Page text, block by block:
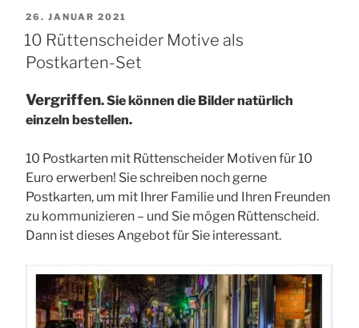
VERÖFFENTLICHT
AM
26. JANUAR 2021
10 Rüttenscheider Motive als
Postkarten-Set
Vergriffen. Sie können die Bilder natürlich
einzeln bestellen.
10 Postkarten mit Rüttenscheider Motiven für 10
Euro erwerben! Sie schreiben noch gerne
Postkarten, um mit Ihrer Familie und Ihren Freunden
zu kommunizieren – und Sie mögen Rüttenscheid.
Dann ist dieses Angebot für Sie interessant.